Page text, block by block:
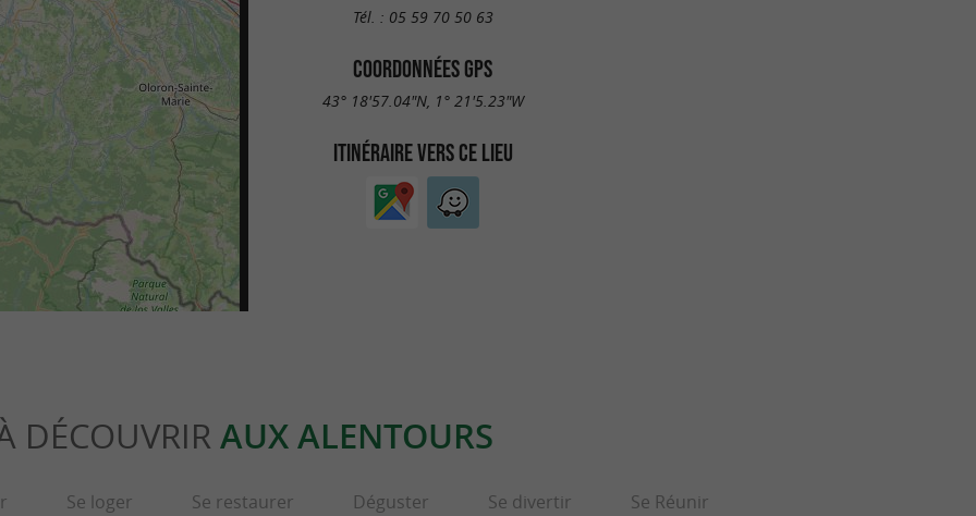
Tél. : 05 59 70 50 63
COORDONNÉES GPS
43° 18'57.04"N, 1° 21'5.23"W
ITINÉRAIRE VERS CE LIEU
DÉCOUVRIR AUX ALENTOURS
Se loger Se restaurer Déguster Se divertir Se Réunir